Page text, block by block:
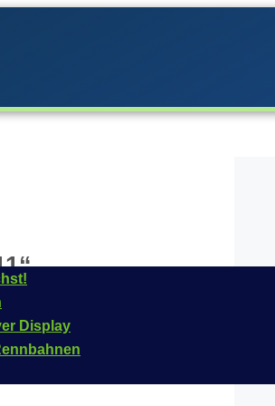
Display
im Jahr
Fahrzeug ist für das
dieses Fahrzeugs